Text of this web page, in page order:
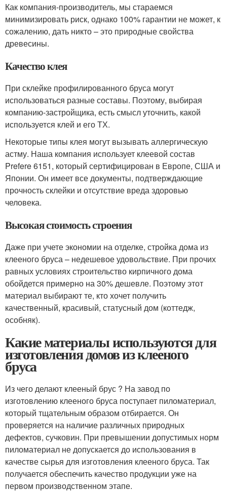
Как компания-производитель, мы стараемся
минимизировать риск, однако 100% гарантии не может, к
сожалению, дать никто – это природные свойства
древесины.
Качество клея
При склейке профилированного бруса могут
использоваться разные составы. Поэтому, выбирая
компанию-застройщика, есть смысл уточнить, какой
используется клей и его ТХ.
Некоторые типы клея могут вызывать аллергическую
астму. Наша компания использует клеевой состав
Prefere 6151, который сертифицирован в Европе, США и
Японии. Он имеет все документы, подтверждающие
прочность склейки и отсутствие вреда здоровью
человека.
Высокая стоимость строения
Даже при учете экономии на отделке, стройка дома из
клееного бруса – недешевое удовольствие. При прочих
равных условиях строительство кирпичного дома
обойдется примерно на 30% дешевле. Поэтому этот
материал выбирают те, кто хочет получить
качественный, красивый, статусный дом (коттедж,
особняк).
Какие материалы используются для
изготовления домов из клееного
бруса
Из чего делают клееный брус ? На завод по
изготовлению клееного бруса поступает пиломатериал,
который тщательным образом отбирается. Он
проверяется на наличие различных природных
дефектов, сучковин. При превышении допустимых норм
пиломатериал не допускается до использования в
качестве сырья для изготовления клееного бруса. Так
получается обеспечить качество продукции уже на
первом производственном этапе.